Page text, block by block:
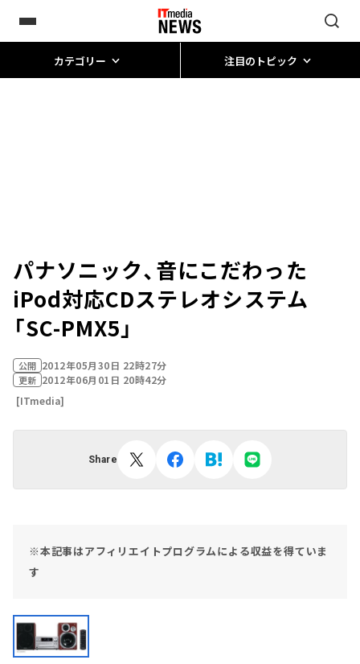
カテゴリー 注目のトピック
パナソニック、音にこだわった
iPod対応CDステレオシステム
「SC-PMX5」
公開 2012年05月30日 22時27分
更新 2012年06月01日 20時42分
[ITmedia]
Share
※本記事はアフィリエイトプログラムによる収益を得ていま
す